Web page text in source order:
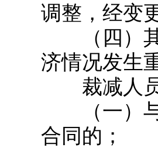
调整，经变
（四）其
济情况发生
裁减人员
（一）与
合同的；